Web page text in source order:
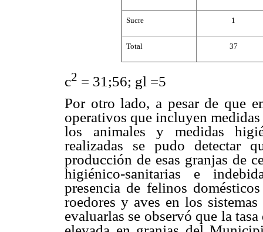
Sucre 1
Total 37
c2 = 31;56; gl =5
Por otro lado, a pesar de que
operativos que incluyen
los animales y medidas
realizadas se pudo detectar
producción de esas granjas de
higiénico-sanitarias e
presencia de felinos
roedores y aves en los
evaluarlas se observó que la